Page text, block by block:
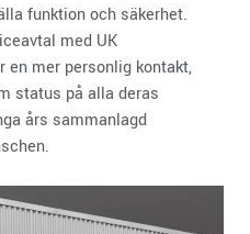
funktion och säkerhet.
med UK
en mer personlig kontakt,
status på alla deras
års sammanlagd